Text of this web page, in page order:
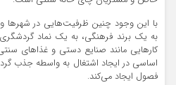
با این وجود چنین ظرفیت‌هایی در شهرها
به یک برند فرهنگی، به یک نماد
کارهایی مانند صنایع دستی و غذاهای
اساسی در ایجاد اشتغال به واسطه جذب
فصول ایجاد می‌کند.